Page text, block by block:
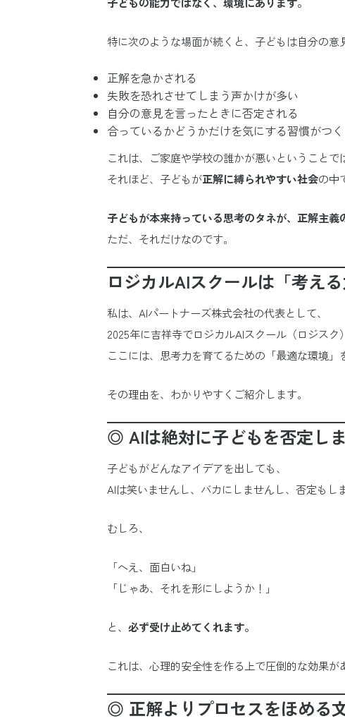
特に次のような場面が続くと、子どもは自分の意
正解を急かされる
失敗を恐れさせてしまう声かけが多い
自分の意見を言ったときに否定される
合っているかどうかだけを気にする習慣がつく
これは、ご家庭や学校の誰かが悪いということで
それほど、子どもが正解に縛られやすい社会の中
子どもが本来持っている思考のタネが、正解主義
ただ、それだけなのです。
ロジカルAIスクールは「考え
私は、AIパートナーズ株式会社の代表として、
2025年に吉祥寺でロジカルAIスクール（ロジスク
ここには、思考力を育てるための「最適な環境」
その理由を、わかりやすくご紹介します。
◎ AIは絶対に子どもを否定し
子どもがどんなアイデアを出しても、
AIは笑いませんし、バカにしませんし、否定もし
むしろ、
「へえ、面白いね」
「じゃあ、それを形にしようか！」
と、 必ず受け止めてくれます。
これは、心理的安全性を作る上で圧倒的な効果が
◎ 正解よりプロセスをほめる